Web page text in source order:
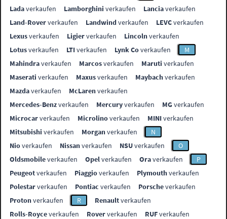
Ladaverkaufen Lamborghini verkaufen Lanciaverkaufen
Land-Roververkaufen Landwindverkaufen LEVCverkaufen
Lexusverkaufen Ligierverkaufen Lincolnverkaufen
Lotusverkaufen LTIverkaufen Lynk Coverkaufen
M
Mahindraverkaufen Marcosverkaufen Maruti verkaufen
Maserati verkaufen Maxusverkaufen Maybachverkaufen
Mazdaverkaufen McLarenverkaufen
Mercedes-Benzverkaufen Mercuryverkaufen MGverkaufen
Microcarverkaufen Microlinoverkaufen MINIverkaufen
Mitsubishi verkaufen Morganverkaufen
N
Nioverkaufen Nissanverkaufen NSUverkaufen
O
Oldsmobileverkaufen Opelverkaufen Oraverkaufen
P
Peugeotverkaufen Piaggioverkaufen Plymouthverkaufen
Polestarverkaufen Pontiac verkaufen Porscheverkaufen
Protonverkaufen R Renaultverkaufen
Rolls-Royceverkaufen Roververkaufen RUFverkaufen